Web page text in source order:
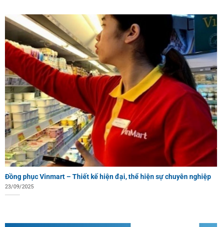
Đồng phục Vinmart – Thiết kế hiện đại, thể hiện sự chuyên nghiệp
23/09/2025